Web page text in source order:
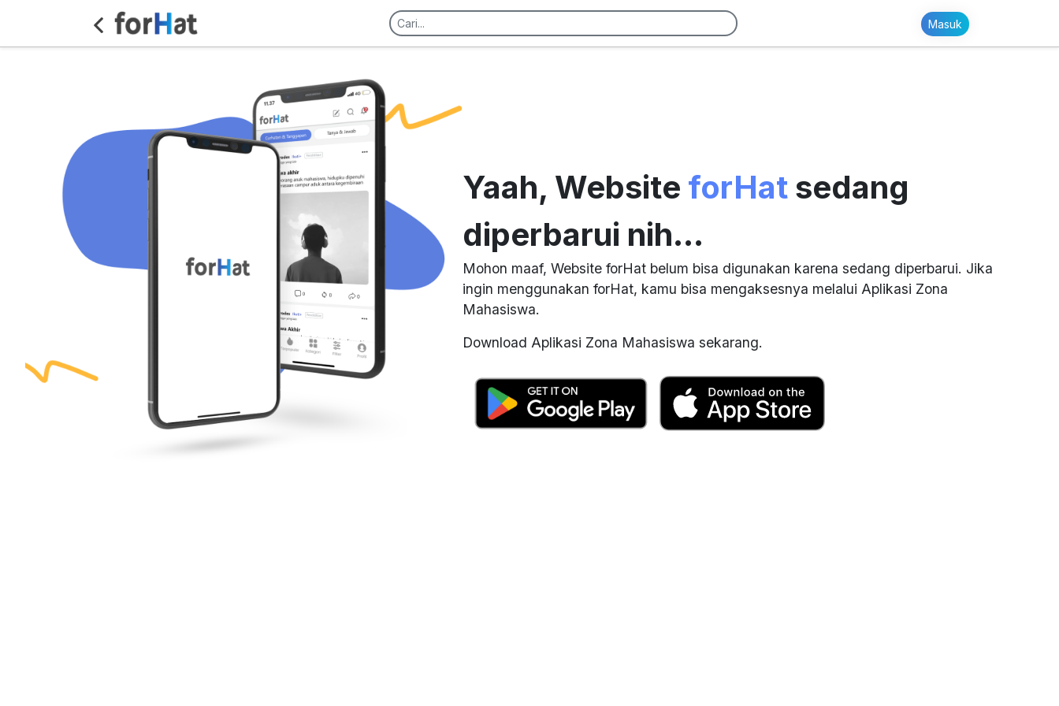
Masuk
Yaah, Website forHatsedang
diperbarui nih...
Mohon maaf, Website forHat belum bisa digunakan karena sedang diperbarui. Jika
ingin menggunakan forHat, kamu bisa mengaksesnya melalui Aplikasi Zona
Mahasiswa.
Download Aplikasi Zona Mahasiswa sekarang.